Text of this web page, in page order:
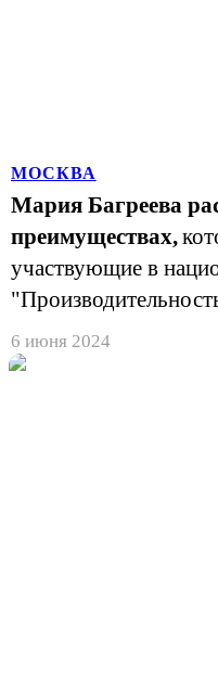
МОСКВА
Мария Багреева
преимуществах,
участвующие в
6 июня 2024